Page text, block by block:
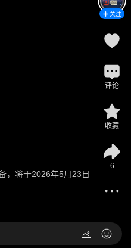
，将于2026年5月23日
关注
评论
收藏
6